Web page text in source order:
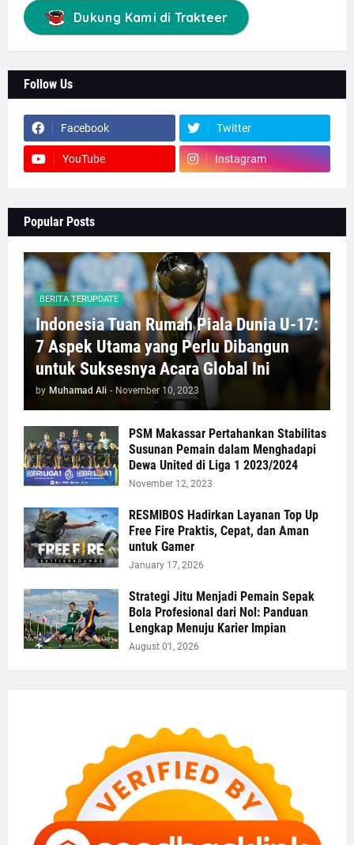
Dukung Kami di Trakteer
Follow Us
Facebook Twitter
YouTube Instagram
Popular Posts
BERITA TERUPDATE
Indonesia Tuan Rumah Piala Dunia U-17:
7 Aspek Utama yang Perlu Dibangun
untuk Suksesnya Acara Global Ini
by Muhamad Ali - November 10, 2023
PSM Makassar Pertahankan Stabilitas
Susunan Pemain dalam Menghadapi
Dewa United di Liga 1 2023/2024
November 12, 2023
RESMIBOS Hadirkan Layanan Top Up
Free Fire Praktis, Cepat, dan Aman
untuk Gamer
January 17, 2026
Strategi Jitu Menjadi Pemain Sepak
Bola Profesional dari Nol: Panduan
Lengkap Menuju Karier Impian
August 01, 2026